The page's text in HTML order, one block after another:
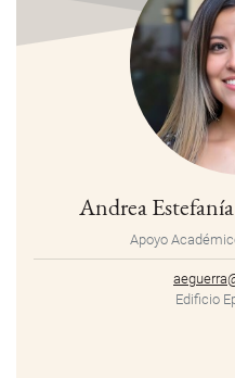
Andrea
Apoyo
Edificio